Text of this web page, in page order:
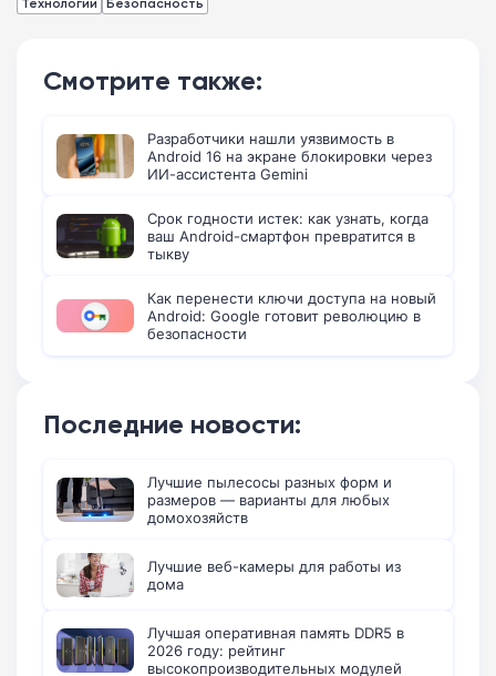
Смотрите также:
Разработчики нашли уязвимость в
Android 16 на экране блокировки через
ИИ-ассистента Gemini
Срок годности истек: как узнать, когда
ваш Android-смартфон превратится в
тыкву
Как перенести ключи доступа на новый
Android: Google готовит революцию в
безопасности
Последние новости:
Лучшие пылесосы разных форм и
размеров — варианты для любых
домохозяйств
Лучшие веб-камеры для работы из
дома
Лучшая оперативная память DDR5 в
2026 году: рейтинг
высокопроизводительных модулей